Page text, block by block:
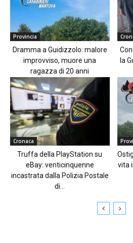
Provincia
Dramma a Guidizzolo: malore
improvviso, muore una
ragazza di 20 anni
la
Cronaca
Truffa della PlayStation su
eBay: venticinquenne
incastrata dalla Polizia Postale
di...
vita